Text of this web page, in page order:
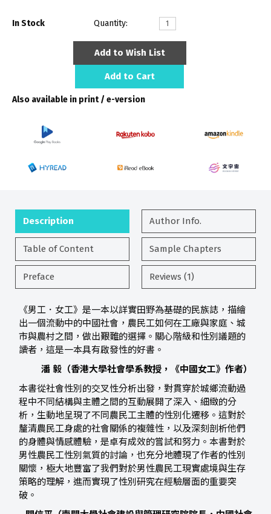
In Stock Quantity:
Add to Wish List
Add to Cart
Also available in print / e-version
Description Author Info.
Table of Content Sample Chapters
Preface Reviews (1)
《男工．女工》是一本以詳實田野為基礎的民族誌，描繪
出一個流動中的中國社會，農民工如何在工廠與家庭、城
市與農村之間，做出艱難的選擇。關心階級和性別議題的
讀者，這是一本具有啟發性的好書。
潘 毅（香港大學社會學系教授，《中國女工》作者）
本書從社會性別的交叉性分析出發，對貫穿於城鄉流動過
程中不同結構與主體之間的互動展開了深入、細緻的分
析，生動地呈現了不同農民工主體的性別化遷移。這對於
釐清農民工身處的社會關係的複雜性，以及深刻剖析他們
的身體與情感體驗，是卓有成效的嘗試和努力。本書對於
男性農民工性別氣質的討論，也充分地體現了作者的性別
關懷，極大地豐富了我們對於男性農民工現實處境與生存
策略的理解，進而實現了性別研究在經驗層面的重要突
破。